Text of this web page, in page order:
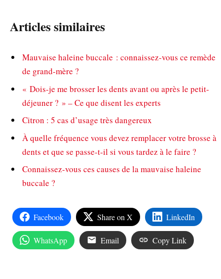
Articles similaires
Mauvaise haleine buccale : connaissez-vous ce remède
de grand-mère ?
« Dois-je me brosser les dents avant ou après le petit-
déjeuner ? » – Ce que disent les experts
Citron : 5 cas d’usage très dangereux
À quelle fréquence vous devez remplacer votre brosse à
dents et que se passe-t-il si vous tardez à le faire ?
Connaissez-vous ces causes de la mauvaise haleine
buccale ?
Facebook Share on X LinkedIn
WhatsApp Email Copy Link